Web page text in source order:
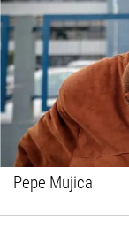
Pepe Mujica